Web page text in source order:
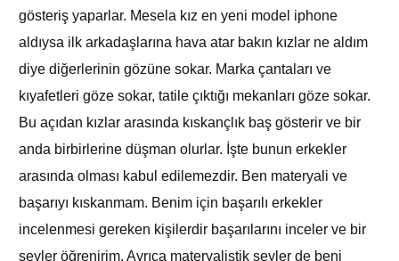
gösteriş yaparlar. Mesela kız en yeni model iphone
aldıysa ilk arkadaşlarına hava atar bakın kızlar ne aldım
diye diğerlerinin gözüne sokar. Marka çantaları ve
kıyafetleri göze sokar, tatile çıktığı mekanları göze sokar.
Bu açıdan kızlar arasında kıskançlık baş gösterir ve bir
anda birbirlerine düşman olurlar. İşte bunun erkekler
arasında olması kabul edilemezdir. Ben materyali ve
başarıyı kıskanmam. Benim için başarılı erkekler
incelenmesi gereken kişilerdir başarılarını inceler ve bir
şeyler öğrenirim. Ayrıca materyalistik şeyler de beni